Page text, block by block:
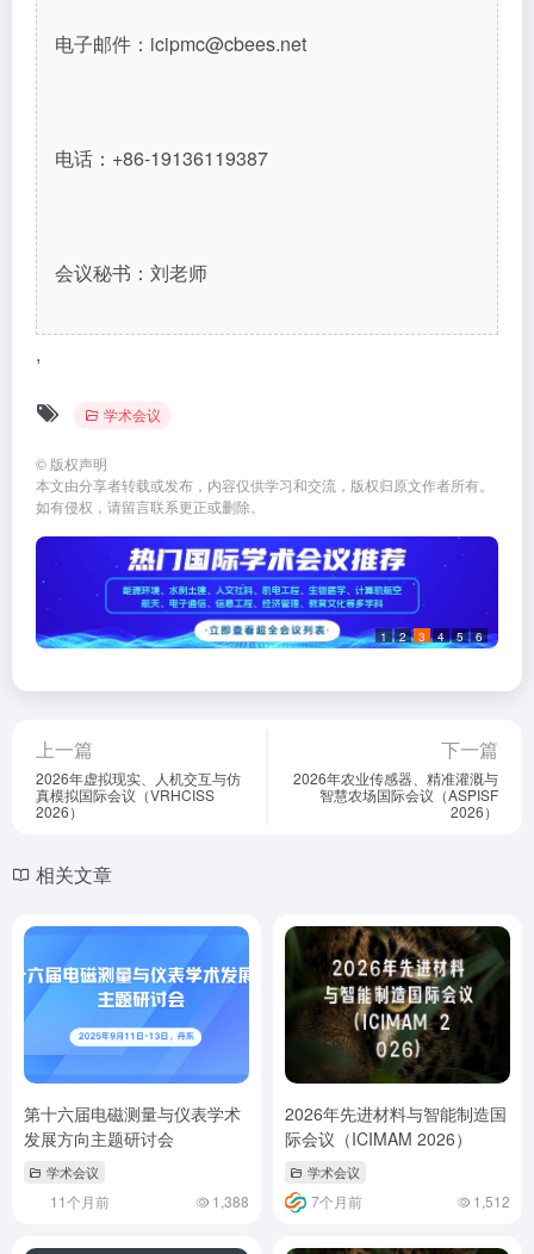
电子邮件：icipmc@cbees.net
电话：+86-19136119387‬
会议秘书：刘老师
,
学术会议
© 版权声明
本文由分享者转载或发布，内容仅供学习和交流，版权归原文作者所有。
如有侵权，请留言联系更正或删除。
1 2 3 4 5 6
上一篇
2026年虚拟现实、人机交互与仿
真模拟国际会议（VRHCISS
2026）
下一篇
2026年农业传感器、精准灌溉与
智慧农场国际会议（ASPISF
2026）
相关文章
第十六届电磁测量与仪表学术
发展方向主题研讨会
学术会议
11个月前 1,388
2026年先进材料与智能制造国
际会议（ICIMAM 2026）
学术会议
7个月前 1,512